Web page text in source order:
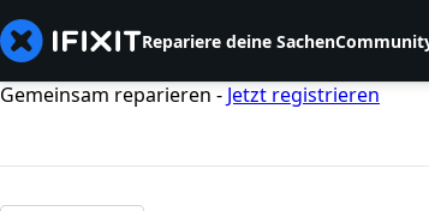
Repariere deine Sachen
Gemeinsam reparieren - Jetzt registrieren